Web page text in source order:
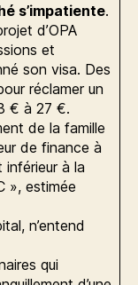
s’impatiente.
d’OPA
et
son visa. Des
réclamer un
€ à 27 €.
de la famille
de finance à
inférieur à la
», estimée
n’entend
qui